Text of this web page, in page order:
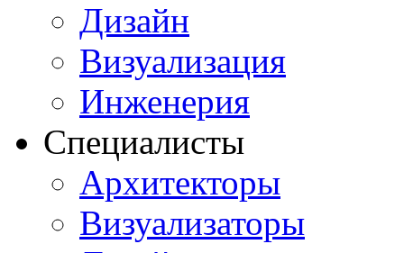
Дизайн
Визуализация
Инженерия
Специалисты
Архитекторы
Визуализаторы